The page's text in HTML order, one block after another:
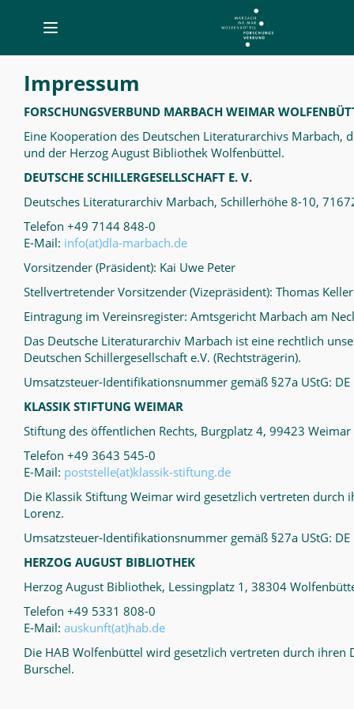
Toggle
navigation
Born-
digitals
Born
Digitals
Impressum
FORSCHUNGSVERBUND MARBACH WEIMAR
Eine Kooperation des Deutschen Literaturarchivs Marbach,
und der Herzog August Bibliothek Wolfenbüttel.
DEUTSCHE SCHILLERGESELLSCHAFT E. V.
Deutsches Literaturarchiv Marbach, Schillerhöhe 8-10,
Telefon +49 7144 848-0
E-Mail: info(at)dla-marbach.de
Vorsitzender (Präsident): Kai Uwe Peter
Stellvertretender Vorsitzender (Vizepräsident): Thomas Keller
Eintragung im Vereinsregister: Amtsgericht Marbach am
Das Deutsche Literaturarchiv Marbach ist eine rechtlich
Deutschen Schillergesellschaft e.V. (Rechtsträgerin).
Umsatzsteuer-Identifikationsnummer gemäß §27a UStG:
KLASSIK STIFTUNG WEIMAR
Stiftung des öffentlichen Rechts, Burgplatz 4, 99423 Weimar
Telefon +49 3643 545-0
E-Mail: poststelle(at)klassik-stiftung.de
Die Klassik Stiftung Weimar wird gesetzlich vertreten durch
Lorenz.
Umsatzsteuer-Identifikationsnummer gemäß §27a UStG:
HERZOG AUGUST BIBLIOTHEK
Herzog August Bibliothek, Lessingplatz 1, 38304
Telefon +49 5331 808-0
E-Mail: auskunft(at)hab.de
Die HAB Wolfenbüttel wird gesetzlich vertreten durch ihren
Burschel.